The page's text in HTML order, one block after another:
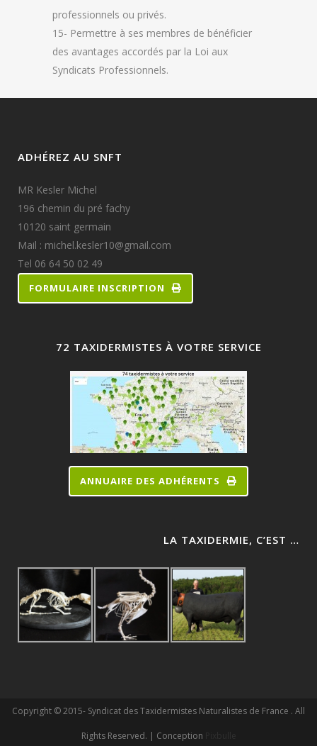
professionnels ou privés.
15- Permettre à ses membres de bénéficier
des avantages accordés par la Loi aux
Syndicats Professionnels.
ADHÉREZ AU SNFT
MR Kesler Michel
196 chemin du pré fachy
10120 saint germain
Mail : michel.kesler10@gmail.com
Tel 06 64 50 02 49
FORMULAIRE INSCRIPTION
72 TAXIDERMISTES À VOTRE SERVICE
ANNUAIRE DES ADHÉRENTS
LA TAXIDERMIE, C’EST …
Copyright © 2015- Syndicat des Taxidermistes Naturalistes de France . All
Rights Reserved. | Conception